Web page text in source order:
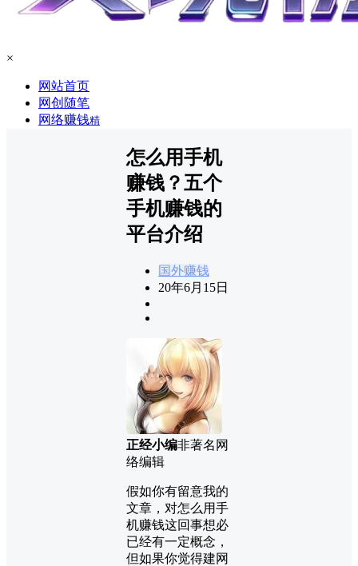
×
网站首页
网创随笔
网络赚钱精
怎么用手机
赚钱？五个
手机赚钱的
平台介绍
国外赚钱
20年6月15日
正经小编非著名网
络编辑
假如你有留意我的
文章，对怎么用手
机赚钱这回事想必
已经有一定概念，
但如果你觉得建网